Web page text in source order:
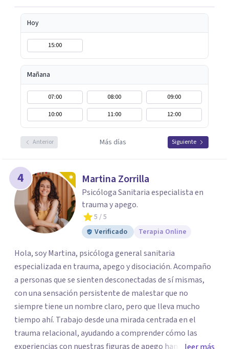
Hoy
15:00
Mañana
07:00 08:00
09:00
10:00
11:00 12:00
Anterior Más días Siguiente
4 Martina Zorrilla
Psicóloga Sanitaria especialista en
trauma y apego.
5 / 5
Verificado
Terapia Online
Hola, soy Martina, psicóloga general sanitaria
especializada en trauma, apego y disociación. Acompaño
a personas que se sienten desconectadas de sí mismas,
con una sensación persistente de malestar que no
siempre tiene un nombre claro, pero que lleva mucho
tiempo ahí. Trabajo desde una mirada centrada en el
trauma relacional, ayudando a comprender cómo las
experiencias con nuestras figuras de apego han influido